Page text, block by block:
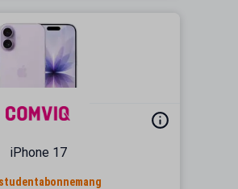
iPhone 17